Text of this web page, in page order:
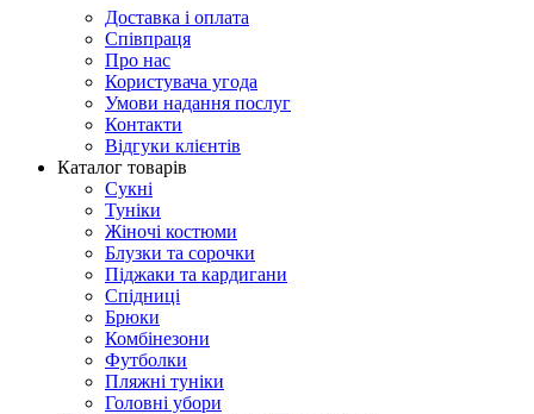
Доставка і оплата
Співпраця
Про нас
Користувача угода
Умови надання послуг
Контакти
Відгуки клієнтів
Каталог товарів
Сукні
Туніки
Жіночі костюми
Блузки та сорочки
Піджаки та кардигани
Спідниці
Брюки
Комбінезони
Футболки
Пляжні туніки
Головні убори